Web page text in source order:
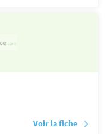
Voir la fiche